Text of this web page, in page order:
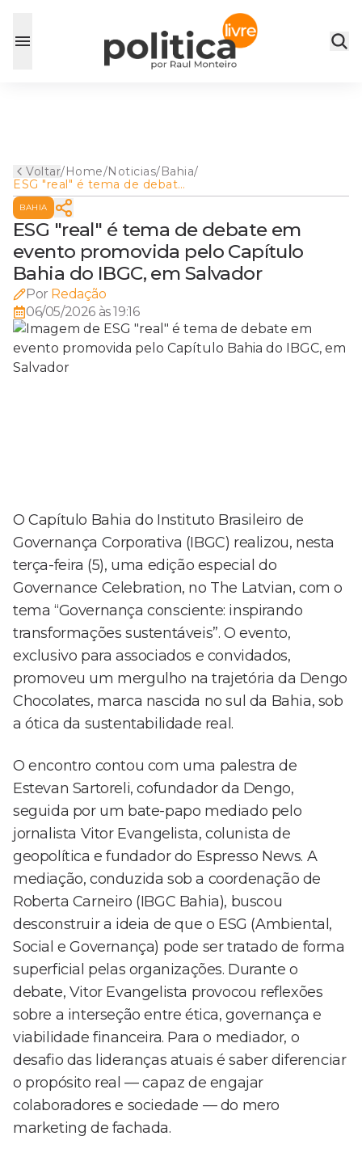
Voltar/Home/Noticias/Bahia/
ESG "real" é tema de debate
em evento promovida pelo
Capítulo Bahia do IBGC, em
Salvador
BAHIA
ESG "real" é tema de debate em
evento promovida pelo Capítulo
Bahia do IBGC, em Salvador
Por Redação
06/05/2026 às 19:16
O Capítulo Bahia do Instituto Brasileiro de
Governança Corporativa (IBGC) realizou, nesta
terça-feira (5), uma edição especial do
Governance Celebration, no The Latvian, com o
tema “Governança consciente: inspirando
transformações sustentáveis”. O evento,
exclusivo para associados e convidados,
promoveu um mergulho na trajetória da Dengo
Chocolates, marca nascida no sul da Bahia, sob
a ótica da sustentabilidade real.
O encontro contou com uma palestra de
Estevan Sartoreli, cofundador da Dengo,
seguida por um bate-papo mediado pelo
jornalista Vitor Evangelista, colunista de
geopolítica e fundador do Espresso News. A
mediação, conduzida sob a coordenação de
Roberta Carneiro (IBGC Bahia), buscou
desconstruir a ideia de que o ESG (Ambiental,
Social e Governança) pode ser tratado de forma
superficial pelas organizações. Durante o
debate, Vitor Evangelista provocou reflexões
sobre a interseção entre ética, governança e
viabilidade financeira. Para o mediador, o
desafio das lideranças atuais é saber diferenciar
o propósito real — capaz de engajar
colaboradores e sociedade — do mero
marketing de fachada.